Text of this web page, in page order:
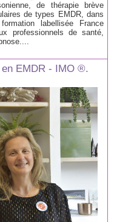
de thérapie brève
de types EMDR, dans
labellisée France
professionnels de santé,
en EMDR - IMO ®.